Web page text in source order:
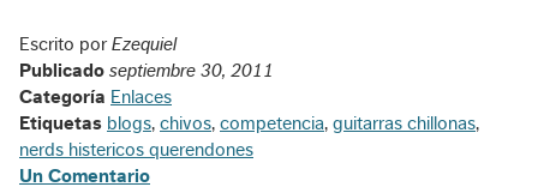
Escrito porEzequiel
Publicado septiembre 30, 2011
Categoría Enlaces
Etiquetas blogs, chivos, competencia, guitarras chillonas,
nerds histericos querendones
Un Comentario